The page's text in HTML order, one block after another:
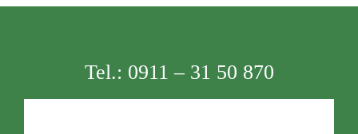
Tel.: 0911 – 31 50 870